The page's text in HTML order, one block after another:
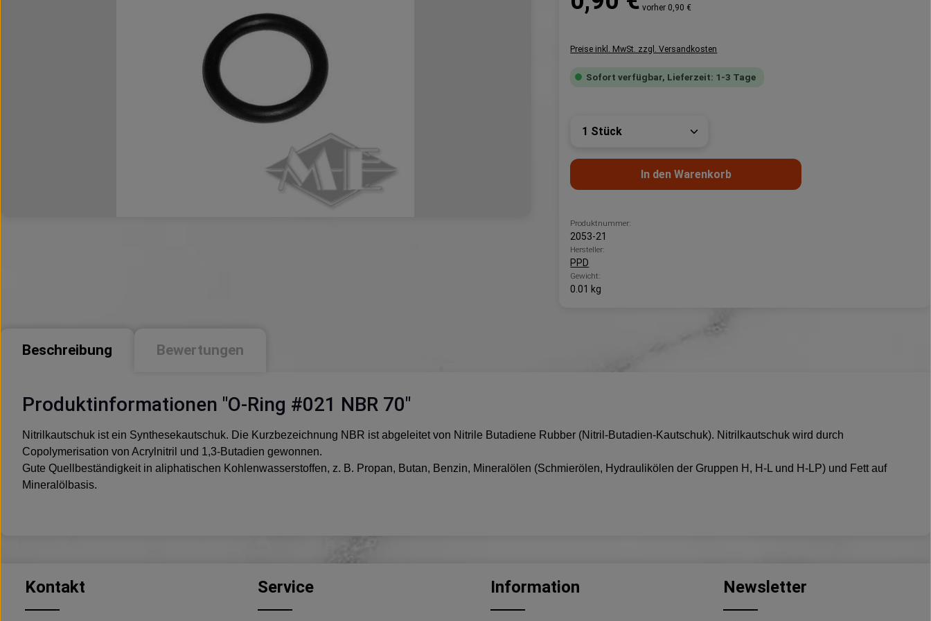
vorher 0,90 €
Preise inkl. MwSt. zzgl. Versandkosten
Sofort verfügbar, Lieferzeit: 1-3 Tage
Produkt Anzahl: Gib den gewünschten Wert
In den Warenkorb
Produktnummer:
2053-21
Hersteller:
PPD
Gewicht:
0.01 kg
Beschreibung Bewertungen
Produktinformationen "O-Ring #021 NBR 70"
Nitrilkautschuk ist ein Synthesekautschuk. Die Kurzbezeichnung NBR ist abgeleitet von Nitrile Butadiene Rubber (Nitril-Butadien-Kautschuk). Nitrilkautschuk wird durch
Copolymerisation von Acrylnitril und 1,3-Butadien gewonnen.
Gute Quellbeständigkeit in aliphatischen Kohlenwasserstoffen, z. B. Propan, Butan, Benzin, Mineralölen (Schmierölen, Hydraulikölen der Gruppen H, H-L und H-LP) und Fett auf
Mineralölbasis.
Kontakt Service Information Newsletter